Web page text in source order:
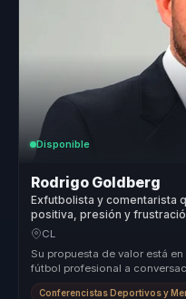
Disponible
Rodrigo Goldberg
Exfutbolista y comentarista
positiva, presión y
equipo.
CL
Su propuesta de valor está
fútbol profesional a
presió...
Conferencistas Deportivos y